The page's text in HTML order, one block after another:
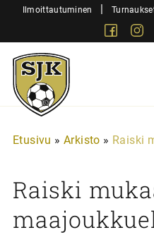
SiirryIlmoittautuminen |
Sjk-
Juniorit
Etusivu » Arkisto » Raiski
Raiski